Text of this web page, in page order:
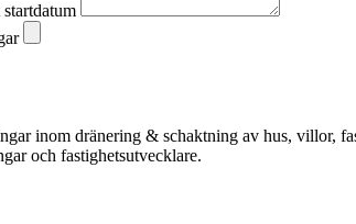
inom dränering & schaktning av hus,
och fastighetsutvecklare.